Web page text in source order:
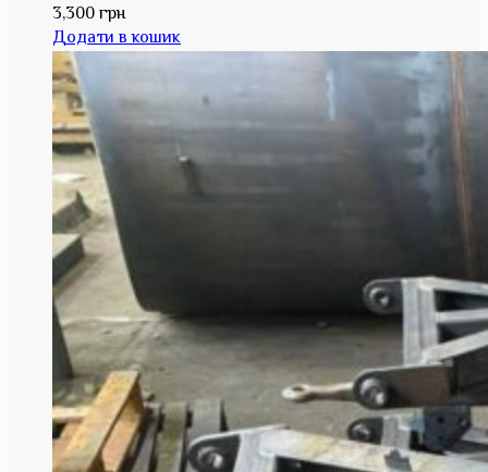
3,300грн
Додати в кошик